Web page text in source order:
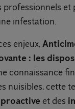
professionnels et
infestation.
enjeux,
: les
connaissance
nuisibles, cette
et des